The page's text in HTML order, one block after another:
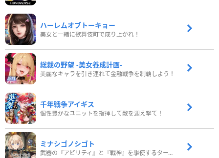
ハーレムオブトーキョー
美女と一緒に歌舞伎町で成り上がれ！
総裁の野望 -美女養成計画-
美麗なキャラを引き連れて金融戦争を制覇しよう！
千年戦争アイギス
個性豊かなユニットを指揮して敵を迎え撃て！
ミナシゴノシゴト
武器の『アビリティ』と『戦神』を駆使するターン制コマンドバトルRPG！